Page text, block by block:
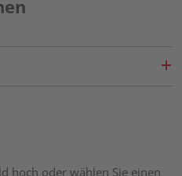
hoch oder wählen Sie einen